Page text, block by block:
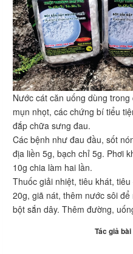
Nước cát căn uống dùng
mụn nhọt, các chứng bí tiểu
đắp chữa sưng đau.
Các bệnh như đau đầu, sốt
địa liền 5g, bạch chỉ 5g. Phơi
10g chia làm hai lần.
Thuốc giải nhiệt, tiêu khát,
20g, giã nát, thêm nước sôi
bột sắn dây. Thêm đường,
Tác giả